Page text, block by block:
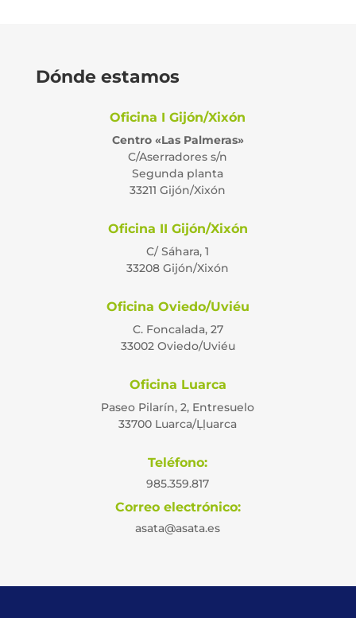
Dónde estamos
Oficina I Gijón/Xixón
Centro «Las Palmeras»
C/Aserradores s/n
Segunda planta
33211 Gijón/Xixón
Oficina II Gijón/Xixón
C/ Sáhara, 1
33208 Gijón/Xixón
Oficina Oviedo/Uviéu
C. Foncalada, 27
33002 Oviedo/Uviéu
Oficina Luarca
Paseo Pilarín, 2, Entresuelo
33700 Luarca/Ḷḷuarca
Teléfono:
985.359.817
Correo electrónico:
asata@asata.es